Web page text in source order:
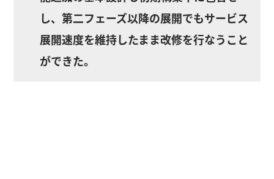
し、第二フェーズ以降の展開でもサービス
展開速度を維持したまま改修を行なうこと
ができた。